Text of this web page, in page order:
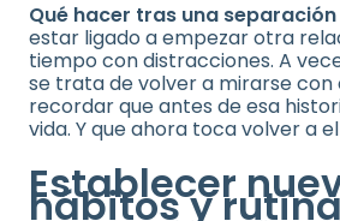
Qué hacer tras una separación
estar ligado a empezar otra
tiempo con distracciones. A
se trata de volver a mirarse con
recordar que antes de esa
vida. Y que ahora toca volver a
Establecer
hábitos y